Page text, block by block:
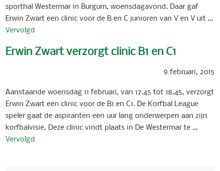
sporthal Westermar in Burgum, woensdagavond. Daar gaf
Erwin Zwart een clinic voor de B en C junioren van V en V uit …
Vervolgd
Erwin Zwart verzorgt clinic B1 en C1
9 februari, 2015
Aanstaande woensdag 11 februari, van 17.45 tot 18.45, verzorgt
Erwin Zwart een clinic voor de B1 en C1. De Korfbal League
speler gaat de aspiranten een uur lang onderwerpen aan zijn
korfbalvisie. Deze clinic vindt plaats in De Westermar te …
Vervolgd